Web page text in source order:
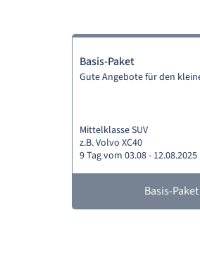
Basis-Paket
Gute Angebote für den
Mittelklasse SUV
z.B. Volvo XC40
9 Tag vom 03.08 - 12.08.2025
Basis-